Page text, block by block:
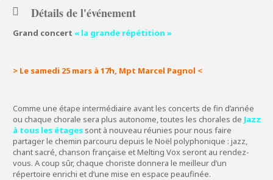
Détails de l'événement
Grand concert « la grande répétition »
> Le samedi 25 mars à 17h, Mpt Marcel Pagnol <
Comme une étape intermédiaire avant les concerts de fin d’année
ou chaque chorale sera plus autonome, toutes les chorales de Jazz
à tous les étages sont à nouveau réunies pour nous faire
partager le chemin parcouru depuis le Noël polyphonique : jazz,
chant sacré, chanson française et Melting Vox seront au rendez-
vous. A coup sûr, chaque choriste donnera le meilleur d’un
répertoire enrichi et d’une mise en espace peaufinée.